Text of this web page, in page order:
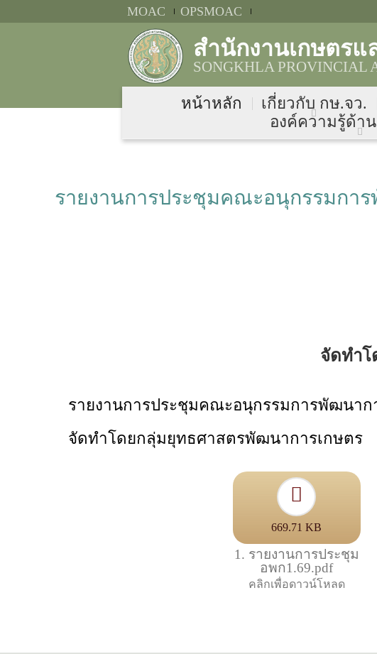
MOAC OPSMOAC
สำนักงานเกษตร
SONGKHLA PROVINCIAL
หน้าหลัก เกี่ยวกับ กษ.จว.
องค์ความรู้ด้า
รายงานการประชุมคณะอนุกรรมกา
จัดทำ
รายงานการประชุมคณะอนุกรรมการพัฒนาก
จัดทำโดยกลุ่มยุทธศาสตรพัฒนาการเกษตร
669.71 KB
1. รายงานการประชุม
อพก1.69.pdf
คลิกเพื่อดาวน์โหลด